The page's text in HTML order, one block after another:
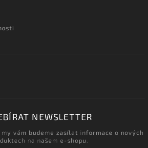
NEWSLETTER
vám budeme zasílat informace o nových
na našem e-shopu.